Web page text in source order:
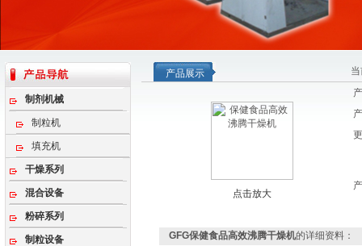
制剂机械
制粒机
填充机
干燥系列
混合设备
粉碎系列
制粒设备
产品展示
点击放大
GFG保健食品高效沸腾干燥机的详细资料：